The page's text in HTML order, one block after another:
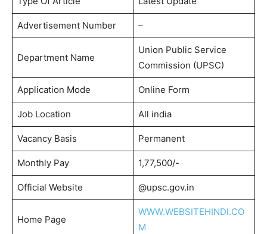
Advertisement Number –
Department Name
Union Public Service
Commission (UPSC)
Application Mode Online Form
Job Location All india
Vacancy Basis Permanent
Monthly Pay 1,77,500/-
Official Website @upsc.gov.in
Home Page
WWW.WEBSITEHINDI.CO
M